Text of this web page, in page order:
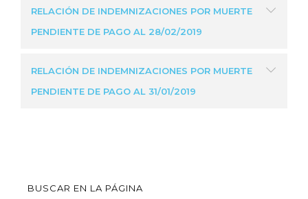
RELACIÓN DE INDEMNIZACIONES POR MUERTE
PENDIENTE DE PAGO AL 28/02/2019
RELACIÓN DE INDEMNIZACIONES POR MUERTE
PENDIENTE DE PAGO AL 31/01/2019
BUSCAR EN LA PÁGINA